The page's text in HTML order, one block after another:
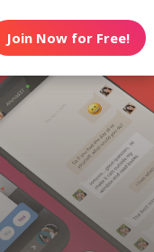
Join Now for Free!